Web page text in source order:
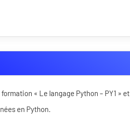
« Le langage Python – PY1 » et
en Python.